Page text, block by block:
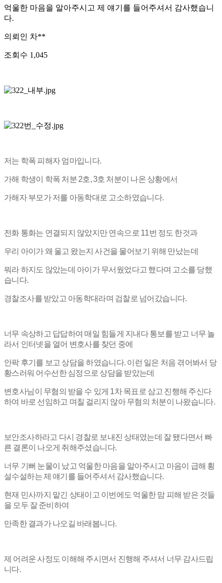
억울한 마음을 알아주시고 제 얘기를 들어주셔서 감사했습니
다.
의뢰인 차**
조회수 1,045
저는 학폭 피해자 엄마입니다.
가해 학생이 학폭 처분 2호, 3호 처분이 나온 상황에서
가해자 부모가 저를 아동학대로 고소하였습니다.
전화 통화는 연결되지 않았지만 연속으로 11번 정도 한것과
우리 아이가 왜 울고 왔는지 사건을 물어보기 위해 만났는데
뭐라 하지도 않았는데 아이가 무서웠었다고 했다며 고소를 당했
습니다.
경찰조사를 받았고 아동학대라며 검찰로 넘어갔습니다.
너무 속상하고 답답하여 매일 힘들게 지내다 통보를 받고 너무 놀
라서 인터넷을 열어 변호사를 찾던 중에
안팍 후기를 보고 상담을 하였습니다. 이런 일은 처음 겪어봐서 당
황스러워 어수선한 심정으로 상담을 받았는데
변호사님이 무혐의 받을 수 있게 1차 목표로 삼고 진행해 주신다
하여 바로 선임하고 며칠 걸리지 않아 무혐의 처분이 나왔습니다.
보안조사하라고 다시 경찰로 보내진 상태였는데 잘 됐다면서 빠
른 결론이 나오게 취해주셨습니다.
너무 기뻐 눈물이 났고 억울한 마음을 알아주시고 마음이 급해 횡
설수설하는 제 얘기를 들어주셔서 감사했습니다.
현재 민사까지 맡긴 상태이고 이번에도 억울한 맘 피해 받은 것들
을 모두 잘 준비하여
만족한 결과가 나오길 바래봅니다.
제 어려운 사정도 이해해 주시면서 진행해 주셔서 너무 감사드립
니다.